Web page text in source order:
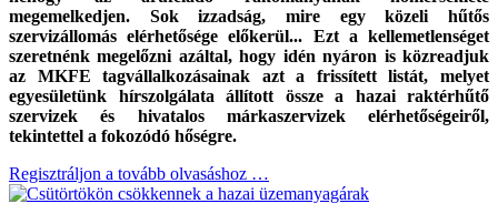
megemelkedjen. Sok izzadság, mire egy közeli hűtős
szervizállomás elérhetősége előkerül... Ezt a kellemetlenséget
szeretnénk megelőzni azáltal, hogy idén nyáron is közreadjuk
az MKFE tagvállalkozásainak azt a frissített listát, melyet
egyesületünk hírszolgálata állított össze a hazai raktérhűtő
szervizek és hivatalos márkaszervizek elérhetőségeiről,
tekintettel a fokozódó hőségre.
Regisztráljon a tovább olvasáshoz …